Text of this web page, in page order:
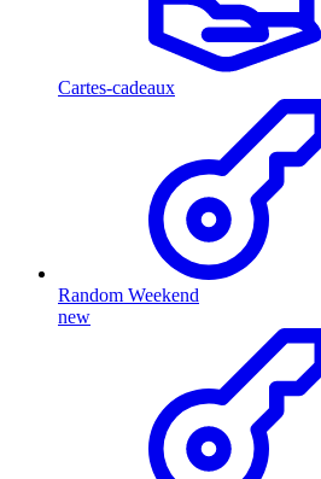
Cartes-cadeaux
Random Weekend
new